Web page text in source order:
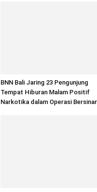
BNN Bali Jaring 23 Pengunjung
Tempat Hiburan Malam Positif
Narkotika dalam Operasi Bersinar